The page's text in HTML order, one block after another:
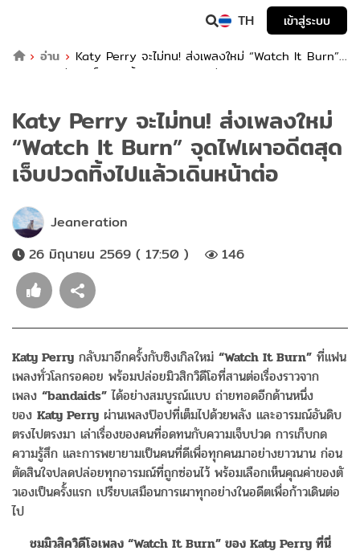
TH
เข้าสู่ระบบ
อ่าน
Katy Perry จะไม่ทน! ส่งเพลงใหม่ “Watch It Burn”
จุดไฟเผาอดีตสุดเจ็บปวดทิ้งไปแล้วเดินหน้าต่อ
Katy Perry จะไม่ทน! ส่งเพลงใหม่
“Watch It Burn” จุดไฟเผาอดีตสุด
เจ็บปวดทิ้งไปแล้วเดินหน้าต่อ
Jeaneration
26 มิถุนายน 2569 ( 17:50 )
146
Katy Perry กลับมาอีกครั้งกับซิงเกิลใหม่ “Watch It Burn” ที่แฟน
เพลงทั่วโลกรอคอย พร้อมปล่อยมิวสิกวิดีโอที่สานต่อเรื่องราวจาก
เพลง “bandaids” ได้อย่างสมบูรณ์แบบ ถ่ายทอดอีกด้านหนึ่ง
ของ Katy Perry ผ่านเพลงป๊อปที่เต็มไปด้วยพลัง และอารมณ์อันดิบ
ตรงไปตรงมา เล่าเรื่องของคนที่อดทนกับความเจ็บปวด การเก็บกด
ความรู้สึก และการพยายามเป็นคนที่ดีเพื่อทุกคนมาอย่างยาวนาน ก่อน
ตัดสินใจปลดปล่อยทุกอารมณ์ที่ถูกซ่อนไว้ พร้อมเลือกเห็นคุณค่าของตั
วเองเป็นครั้งแรก เปรียบเสมือนการเผาทุกอย่างในอดีตเพื่อก้าวเดินต่อ
ไป
ชมมิวสิควิดีโอเพลง“Watch It Burn” ของ Katy Perry ที่นี่